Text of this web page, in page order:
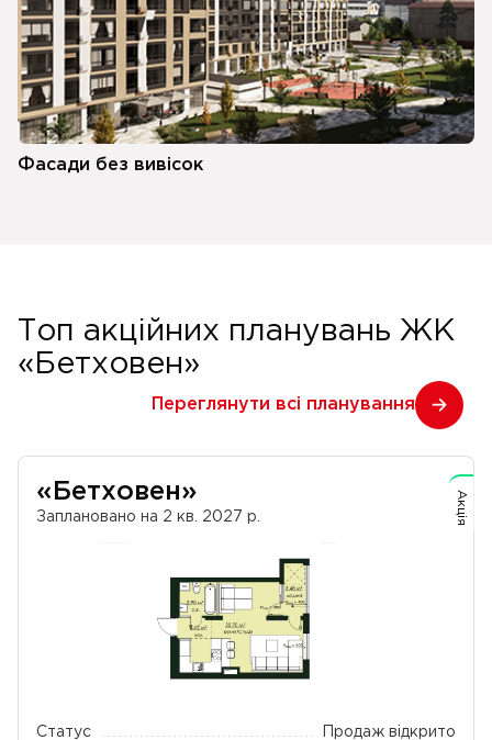
Фасади без вивісок
Топ акційних планувань ЖК
«Бетховен»
Переглянути всі планування
«Бетховен»
Заплановано на 2 кв. 2027 р.
Статус
Продаж відкрито
Акція